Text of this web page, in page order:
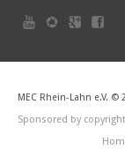
MEC Rhein-Lahn e.V. ©
Sponsored by